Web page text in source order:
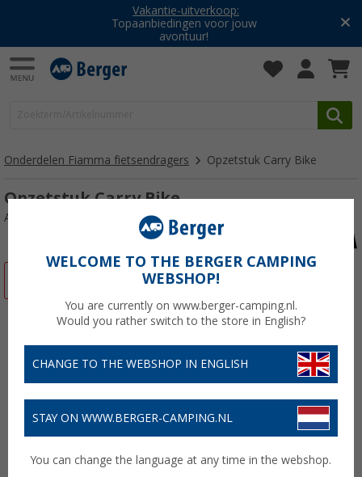
Vakantie-uitverkoop:
Topaanbiedingen voor jouw
avontuur!
Onderdelen Fiamma fietsendragers Opzetstuk Carry Bike
Opzetstuk Carry Bike
Artikelnr: 111473
WELCOME TO THE BERGER CAMPING
WEBSHOP!
You are currently on www.berger-camping.nl.
Would you rather switch to the store in English?
CHANGE TO THE WEBSHOP IN ENGLISH
STAY ON WWW.BERGER-CAMPING.NL
You can change the language at any time in the webshop.